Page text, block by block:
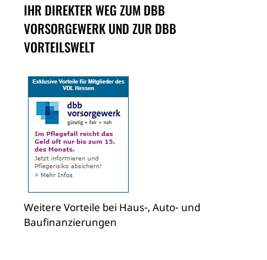
IHR DIREKTER WEG ZUM DBB
VORSORGEWERK UND ZUR DBB
VORTEILSWELT
Weitere Vorteile bei Haus-, Auto- und
Baufinanzierungen